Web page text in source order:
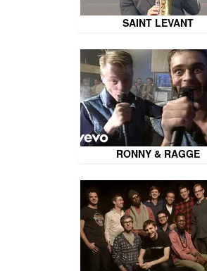
SAINT LEVANT
RONNY & RAGGE